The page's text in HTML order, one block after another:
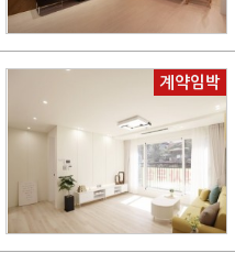
계약임박